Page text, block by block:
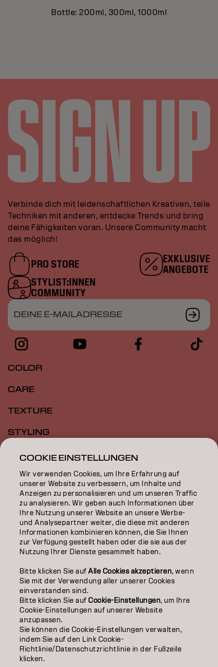
Bottle: 200ml, 300ml, 1000ml
Verbinde dich mit leidenschaftlichen Kreativen, teile
Techniken mit anderen, entdecke Trends und bring
deine Fähigkeiten voran. Unsere Community macht
das möglich!
PRO STORE
EXKLUSIVE
ANGEBOTE
STYLIST:INNEN
COMMUNITY
DEINE E-MAILADRESSE
COLOR
CARE
TEXTURE
STYLING
INSPIRATION
EDUCATION
ÜBER
SALON FINDER
PARTNER WERDEN
ImpressumDatenschutzerklärungCookie Policy
NutzungsbedingungenBarrierefreiheitserklärung
CH | German
COOKIE EINSTELLUNGEN
Wir verwenden Cookies, um Ihre Erfahrung auf
unserer Website zu verbessern, um Inhalte und
Anzeigen zu personalisieren und um unseren Traffic
zu analysieren. Wir geben auch Informationen über
Ihre Nutzung unserer Website an unsere Werbe-
und Analysepartner weiter, die diese mit anderen
Informationen kombinieren können, die Sie Ihnen
zur Verfügung gestellt haben oder die sie aus der
Nutzung Ihrer Dienste gesammelt haben.
Bitte klicken Sie aufAlle Cookies akzeptieren, wenn
Sie mit der Verwendung aller unserer Cookies
einverstanden sind.
Bitte klicken Sie aufCookie-Einstellungen, um Ihre
Cookie-Einstellungen auf unserer Website
anzupassen.
Sie können die Cookie-Einstellungen verwalten,
indem Sie auf den Link Cookie-
Richtlinie/Datenschutzrichtlinie in der Fußzeile
klicken.